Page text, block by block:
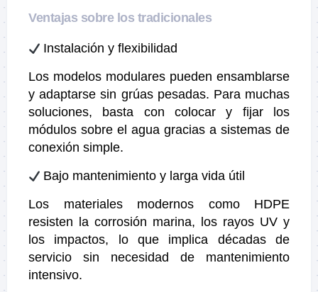
Ventajas sobre los tradicionales
Instalación y flexibilidad
Los modelos modulares pueden ensamblarse
y adaptarse sin grúas pesadas. Para muchas
soluciones, basta con colocar y fijar los
módulos sobre el agua gracias a sistemas de
conexión simple.
Bajo mantenimiento y larga vida útil
Los materiales modernos como HDPE
resisten la corrosión marina, los rayos UV y
los impactos, lo que implica décadas de
servicio sin necesidad de mantenimiento
intensivo.